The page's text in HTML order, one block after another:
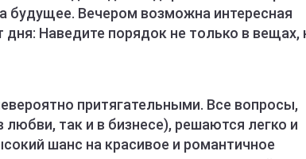
будущее. Вечером возможна интересная
Наведите порядок не только в вещах,
притягательными. Все вопросы,
так и в бизнесе), решаются легко и
шанс на красивое и романтичное